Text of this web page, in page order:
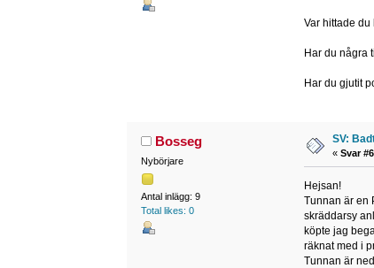
Var hittade
Har du några
Har du gjutit
Bosseg
Nybörjare
Antal inlägg: 9
Total likes: 0
SV:
« Svar
Hejsan!
Tunnan är en
skräddarsy
köpte jag
räknat med i
Tunnan är